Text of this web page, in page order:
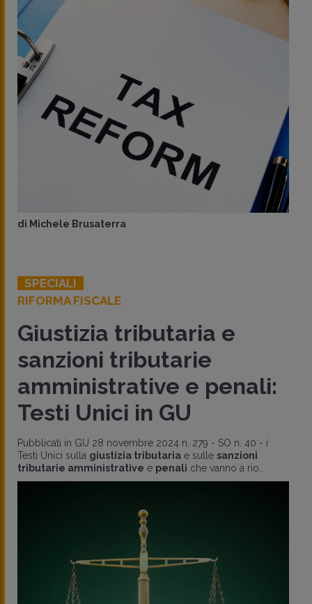
di Michele Brusaterra
SPECIALI
RIFORMA FISCALE
Giustizia tributaria e
sanzioni tributarie
amministrative e penali:
Testi Unici in GU
Pubblicati in GU 28 novembre 2024 n. 279 - SO n. 40 - i
Testi Unici sulla giustizia tributaria e sulle sanzioni
tributarie amministrative e penali che vanno a rio..